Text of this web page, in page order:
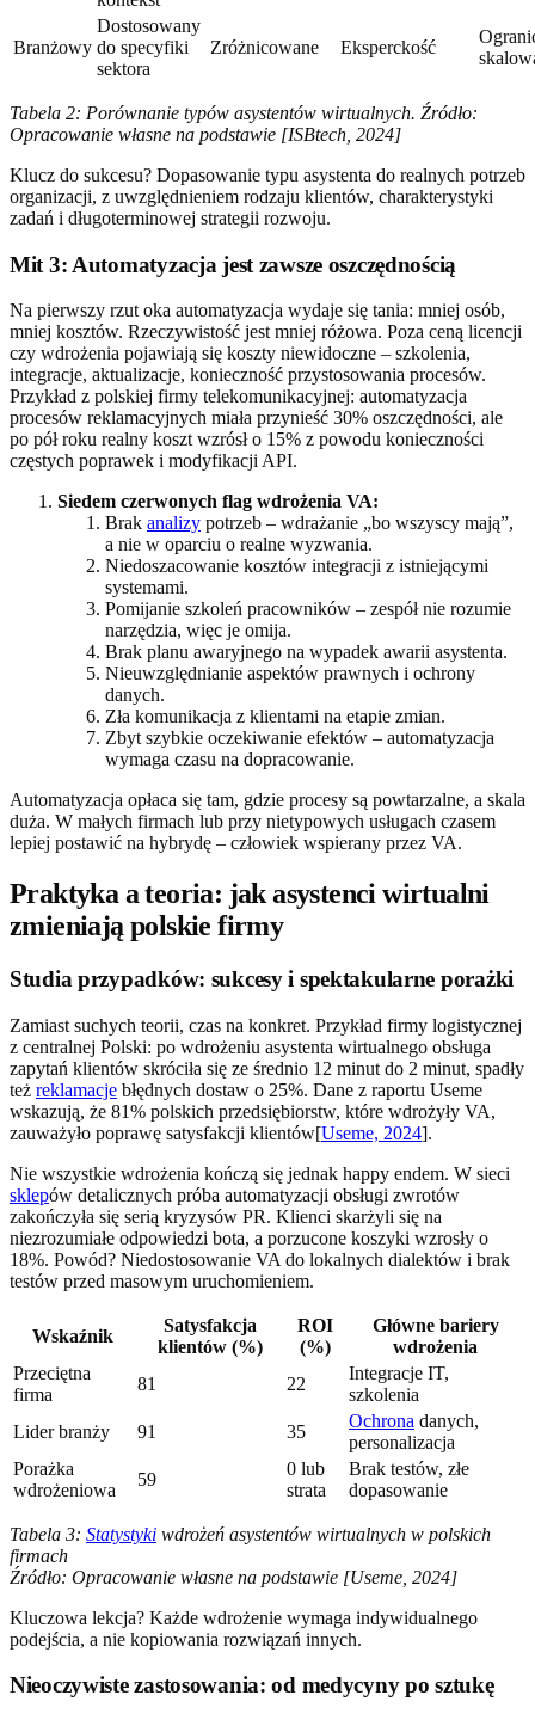
Branżowy
Dostosowany
do specyfiki
sektora
Zróżnicowane Eksperckość
Tabela 2: Porównanie typów asystentów wirtualnych. Źródło:
Opracowanie własne na podstawie [ISBtech, 2024]
Klucz do sukcesu? Dopasowanie typu asystenta do realnych potrzeb
organizacji, z uwzględnieniem rodzaju klientów, charakterystyki
zadań i długoterminowej strategii rozwoju.
Mit 3: Automatyzacja jest zawsze oszczędnością
Na pierwszy rzut oka automatyzacja wydaje się tania: mniej osób,
mniej kosztów. Rzeczywistość jest mniej różowa. Poza ceną licencji
czy wdrożenia pojawiają się koszty niewidoczne – szkolenia,
integracje, aktualizacje, konieczność przystosowania procesów.
Przykład z polskiej firmy telekomunikacyjnej: automatyzacja
procesów reklamacyjnych miała przynieść 30% oszczędności, ale
po pół roku realny koszt wzrósł o 15% z powodu konieczności
częstych poprawek i modyfikacji API.
Siedem czerwonych flag wdrożenia VA:
Brak analizy potrzeb – wdrażanie „bo wszyscy mają”,
a nie w oparciu o realne wyzwania.
Niedoszacowanie kosztów integracji z istniejącymi
systemami.
Pomijanie szkoleń pracowników – zespół nie rozumie
narzędzia, więc je omija.
Brak planu awaryjnego na wypadek awarii asystenta.
Nieuwzględnianie aspektów prawnych i ochrony
danych.
Zła komunikacja z klientami na etapie zmian.
Zbyt szybkie oczekiwanie efektów – automatyzacja
wymaga czasu na dopracowanie.
Automatyzacja opłaca się tam, gdzie procesy są powtarzalne, a skala
duża. W małych firmach lub przy nietypowych usługach czasem
lepiej postawić na hybrydę – człowiek wspierany przez VA.
Praktyka a teoria: jak asystenci wirtualni
zmieniają polskie firmy
Studia przypadków: sukcesy i spektakularne porażki
Zamiast suchych teorii, czas na konkret. Przykład firmy logistycznej
z centralnej Polski: po wdrożeniu asystenta wirtualnego obsługa
zapytań klientów skróciła się ze średnio 12 minut do 2 minut, spadły
też reklamacje błędnych dostaw o 25%. Dane z raportu Useme
wskazują, że 81% polskich przedsiębiorstw, które wdrożyły VA,
zauważyło poprawę satysfakcji klientów[Useme, 2024].
Nie wszystkie wdrożenia kończą się jednak happy endem. W sieci
sklepów detalicznych próba automatyzacji obsługi zwrotów
zakończyła się serią kryzysów PR. Klienci skarżyli się na
niezrozumiałe odpowiedzi bota, a porzucone koszyki wzrosły o
18%. Powód? Niedostosowanie VA do lokalnych dialektów i brak
testów przed masowym uruchomieniem.
Wskaźnik
Satysfakcja
klientów (%)
ROI
(%)
Główne bariery
wdrożenia
Przeciętna
firma
81 22
Integracje IT,
szkolenia
Lider branży
91 35
Ochrona danych,
personalizacja
Porażka
wdrożeniowa
59
0 lub
strata
Brak testów, złe
dopasowanie
Tabela 3: Statystyki wdrożeń asystentów wirtualnych w polskich
firmach
Źródło: Opracowanie własne na podstawie [Useme, 2024]
Kluczowa lekcja? Każde wdrożenie wymaga indywidualnego
podejścia, a nie kopiowania rozwiązań innych.
Nieoczywiste zastosowania: od medycyny po sztukę